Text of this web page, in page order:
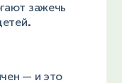
зажечь
.
— и это